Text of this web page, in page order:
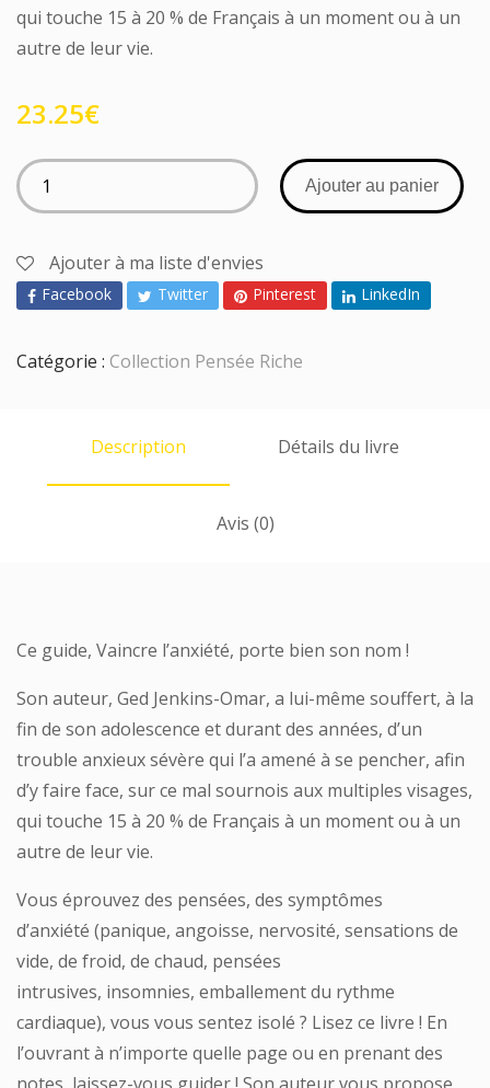
qui touche 15 à 20 % de Français à un moment ou à un
autre de leur vie.
23.25€
Ajouter au panier
Ajouter à ma liste d'envies
Facebook Twitter Pinterest LinkedIn
Catégorie : Collection Pensée Riche
Description Détails du livre
Avis (0)
Ce guide, Vaincre l’anxiété, porte bien son nom !
Son auteur, Ged Jenkins-Omar, a lui-même souffert, à la
fin de son adolescence et durant des années, d’un
trouble anxieux sévère qui l’a amené à se pencher, afin
d’y faire face, sur ce mal sournois aux multiples visages,
qui touche 15 à 20 % de Français à un moment ou à un
autre de leur vie.
Vous éprouvez des pensées, des symptômes
d’anxiété (panique, angoisse, nervosité, sensations de
vide, de froid, de chaud, pensées
intrusives, insomnies, emballement du rythme
cardiaque), vous vous sentez isolé ? Lisez ce livre ! En
l’ouvrant à n’importe quelle page ou en prenant des
notes, laissez-vous guider ! Son auteur vous propose,